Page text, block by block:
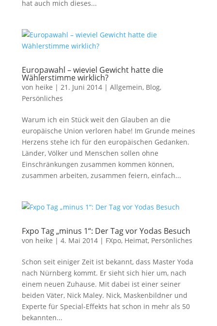
hat auch mich dieses...
Europawahl – wieviel Gewicht hatte die
Wählerstimme wirklich?
von heike | 21. Juni 2014| Allgemein, Blog,
Persönliches
Warum ich ein Stück weit den Glauben an die
europäische Union verloren habe! Im Grunde meines
Herzens stehe ich für den europäischen Gedanken.
Länder, Völker und Menschen sollen ohne
Einschränkungen zusammen kommen können,
zusammen arbeiten, zusammen feiern, einfach...
Fxpo Tag „minus 1“: Der Tag vor Yodas Besuch
von heike | 4. Mai 2014| FXpo, Heimat, Persönliches
Schon seit einiger Zeit ist bekannt, dass Master Yoda
nach Nürnberg kommt. Er sieht sich hier um, nach
einem neuen Zuhause. Mit dabei ist einer seiner
beiden Väter, Nick Maley. Nick, Maskenbildner und
Experte für Special-Effekts hat schon in mehr als 50
bekannten...